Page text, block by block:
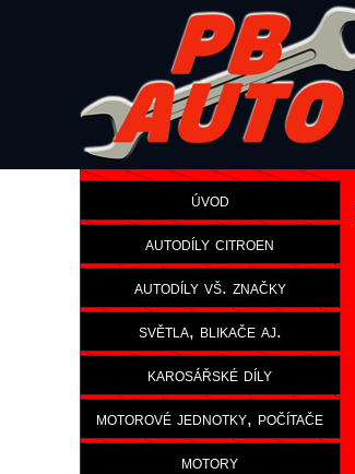
úvod
autodíly citroen
autodíly vš. značky
světla, blikače aj.
karosářské díly
motorové jednotky, počítače
motory